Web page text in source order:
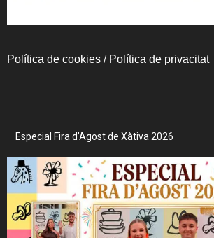
Política de cookies / Política de privacitat
Especial Fira d’Agost de Xàtiva 2026